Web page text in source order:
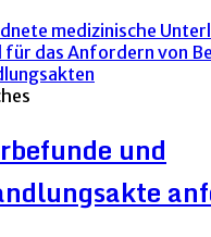
und